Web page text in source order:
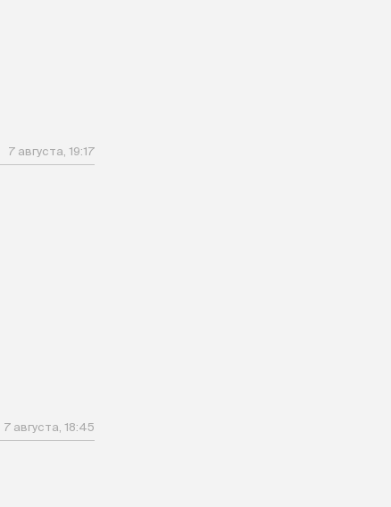
7 августа, 19:17
7 августа, 18:45